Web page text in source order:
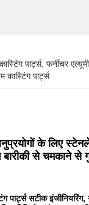
पार्ट्स, फर्नीचर
कास्टिंग पार्ट्स
के लिए
बारीकी से चमकाने से
सटीक इंजीनियरिंग,